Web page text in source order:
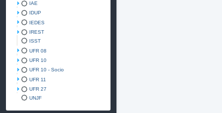
IAE
IDUP
IEDES
IREST
ISST
UFR 08
UFR 10
UFR 10 - Socio
UFR 11
UFR 27
UNJF